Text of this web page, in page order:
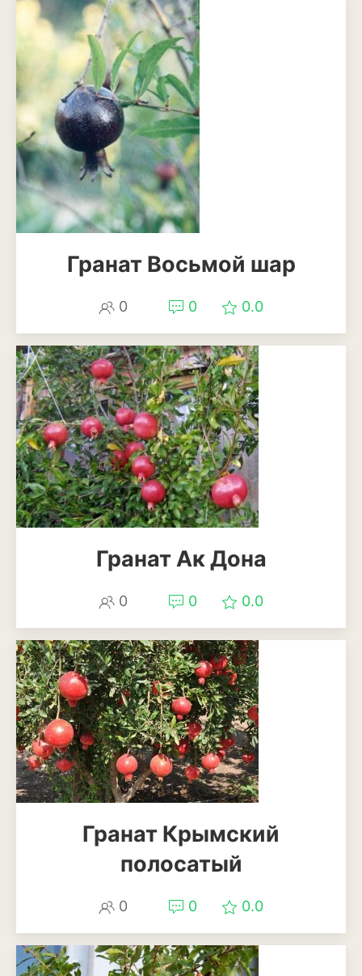
Эхинацея
Эшшольция
Зерновые культуры
Кукуруза
Овёс
Пшеница
Ячмень
Комнатные растения
Антуриум
Бегония
Глоксиния
Диффенбахия
Колеус
Спатифиллум
Фикус
Кустарники и деревья
Бересклет
Буддлея
Жимолость
Гранат Восьмой шар
0 0 0.0
Гранат Ак Дона
0 0 0.0
Гранат Крымский
полосатый
0 0 0.0